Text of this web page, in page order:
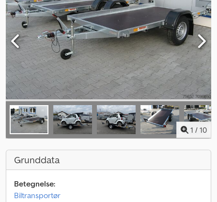
1 / 10
Grunddata
Betegnelse:
Biltransportør